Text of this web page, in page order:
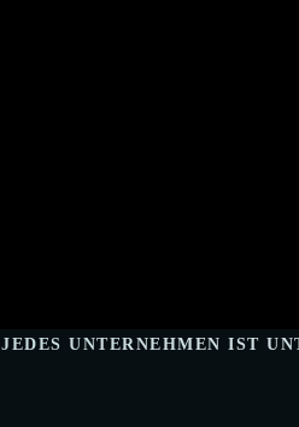
JEDES UNTERNEHMEN IST